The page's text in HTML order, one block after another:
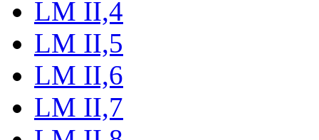
LM II,4
LM II,5
LM II,6
LM II,7